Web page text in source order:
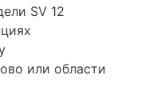
SV 12
или области